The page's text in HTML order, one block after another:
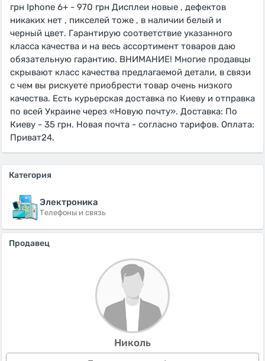
грн Iphone 6+ - 970 грн Дисплеи новые , дефектов
никаких нет , пикселей тоже , в наличии белый и
черный цвет. Гарантирую соответствие указанного
класса качества и на весь ассортимент товаров даю
обязательную гарантию. ВНИМАНИЕ! Многие продавцы
скрывают класс качества предлагаемой детали, в связи
с чем вы рискуете приобрести товар очень низкого
качества. Есть курьерская доставка по Киеву и отправка
по всей Украине через «Новую почту». Доставка: По
Киеву - 35 грн. Новая почта - согласно тарифов. Оплата:
Приват24.
Категория
Электроника
Телефоны и связь
Продавец
Николь